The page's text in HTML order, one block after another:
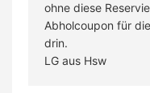
ohne diese
Abholcoupon für
drin.
LG aus Hsw